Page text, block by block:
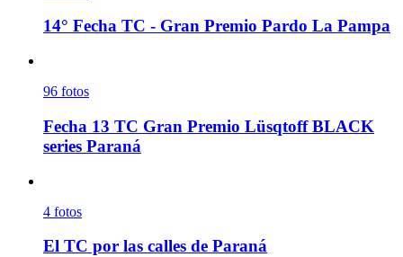
14° Fecha TC - Gran Premio Pardo La Pampa
96 fotos
Fecha 13 TC Gran Premio Lüsqtoff BLACK
series Paraná
4 fotos
El TC por las calles de Paraná